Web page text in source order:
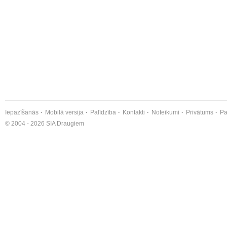
Iepazīšanās Mobilā versija Palīdzība Kontakti Noteikumi Privātums
© 2004 - 2026 SIA Draugiem